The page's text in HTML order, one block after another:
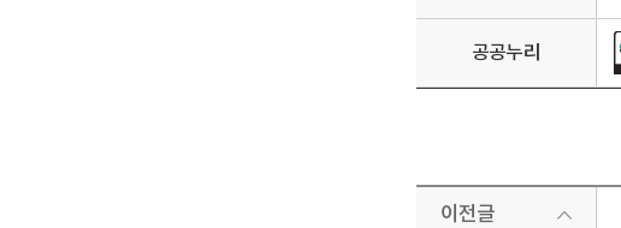
공공누리
이전글